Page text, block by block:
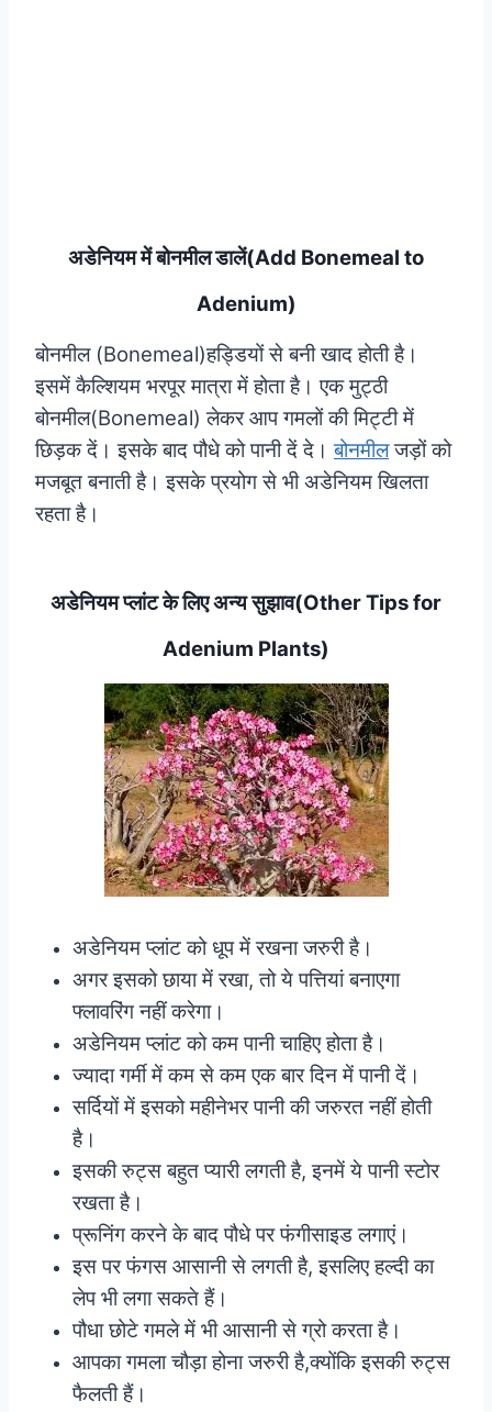
अडेनियम में बोनमील डालें(Add Bonemeal to
Adenium)
बोनमील (Bonemeal)हड्डियों से बनी खाद होती है।
इसमें कैल्शियम भरपूर मात्रा में होता है। एक मुट्ठी
बोनमील(Bonemeal) लेकर आप गमलों की मिट्टी में
छिड़क दें। इसके बाद पौधे को पानी दें दे।बोनमीलजड़ों को
मजबूत बनाती है। इसके प्रयोग से भी अडेनियम खिलता
रहता है।
अडेनियम प्लांट के लिए अन्य सुझाव(Other Tips for
Adenium Plants)
अडेनियम प्लांट को धूप में रखना जरुरी है।
अगर इसको छाया में रखा, तो ये पत्तियां बनाएगा
फ्लावरिंग नहीं करेगा।
अडेनियम प्लांट को कम पानी चाहिए होता है।
ज्यादा गर्मी में कम से कम एक बार दिन में पानी दें।
सर्दियों में इसको महीनेभर पानी की जरुरत नहीं होती
है।
इसकी रुट्स बहुत प्यारी लगती है, इनमें ये पानी स्टोर
रखता है।
प्रूनिंग करने के बाद पौधे पर फंगीसाइड लगाएं।
इस पर फंगस आसानी से लगती है, इसलिए हल्दी का
लेप भी लगा सकते हैं।
पौधा छोटे गमले में भी आसानी से ग्रो करता है।
आपका गमला चौड़ा होना जरुरी है,क्योंकि इसकी रुट्स
फैलती हैं।